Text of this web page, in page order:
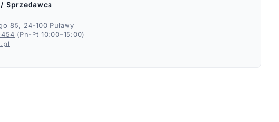
Sprzedawca
85, 24-100 Puławy
(Pn-Pt 10:00–15:00)